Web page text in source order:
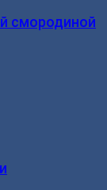
смородиной